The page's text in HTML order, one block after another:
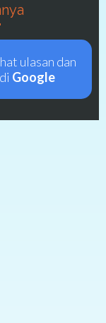
ulasan dan
Google